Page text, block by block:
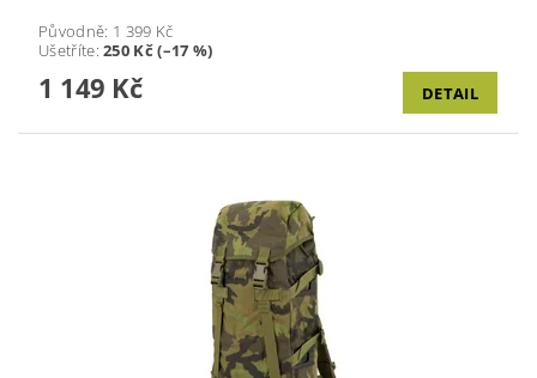
Původně: 1 399 Kč
Ušetříte:250 Kč (–17 %)
1 149 Kč DETAIL